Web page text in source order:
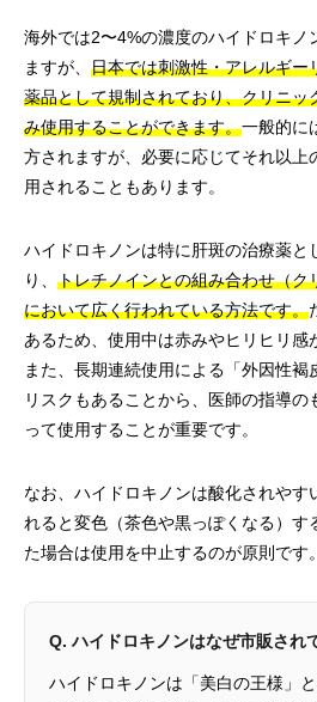
海外では2〜4%の濃度のハイドロキノ
ますが、 日本では刺激性・アレルギー
薬品として規制されており、クリニッ
み使用することができます。一般的に
方されますが、必要に応じてそれ以上
用されることもあります。
ハイドロキノンは特に肝斑の治療薬と
り、 トレチノインとの組み合わせ（ク
において広く行われている方法です。
あるため、使用中は赤みやヒリヒリ感
また、長期連続使用による「外因性
リスクもあることから、医師の指導
って使用することが重要です。
なお、ハイドロキノンは酸化されやす
れると変色（茶色や黒っぽくなる）す
た場合は使用を中止するのが原則です。
Q. ハイドロキノンはなぜ市販され
ハイドロキノンは「美白の王様」